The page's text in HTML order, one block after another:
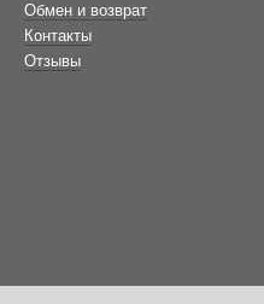
Обмен и возврат
Контакты
Отзывы